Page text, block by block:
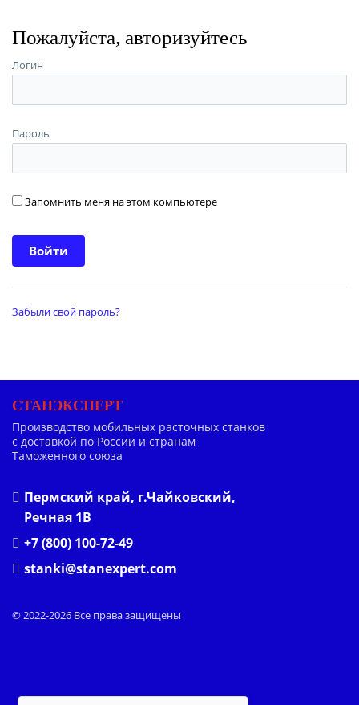
Пожалуйста, авторизуйтесь
Логин
Пароль
Запомнить меня на этом компьютере
Забыли свой пароль?
СТАНЭКСПЕРТ
Производство мобильных расточных станков
с доставкой по России и странам
Таможенного союза
Пермский край, г.Чайковский,
Речная 1В
+7 (800) 100-72-49
stanki@stanexpert.com
© 2022-2026 Все права защищены